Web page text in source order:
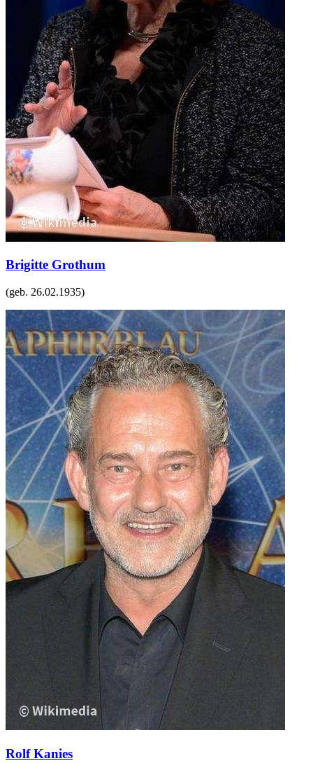
Brigitte Grothum
(geb. 26.02.1935)
Rolf Kanies